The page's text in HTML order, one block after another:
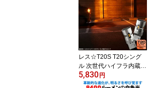
用 120秒後も光束維持率
80％ バックカメラ視認
性向上 定電流回路 放熱
アルミ基板 1セット2個
レス☆T20S T20シング
ル 次世代ハイフラ内蔵型
LEDウインカーバルブ T
20シングル NX-HF1600-
5,830円